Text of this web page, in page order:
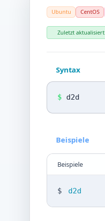
Ubuntu CentOS
Zuletzt aktualisiert:
Syntax
$ d2d
Beispiele
Beispiele
$ d2d